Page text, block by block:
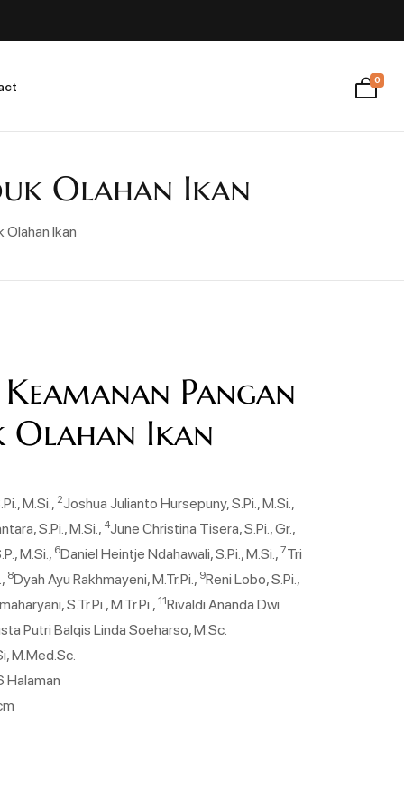
0
Olahan Ikan
Olahan Ikan
Pangan
Olahan Ikan
M.Si., 2Joshua Julianto Hursepuny, S.Pi., M.Si.,
S.Pi., M.Si., 4June Christina Tisera, S.Pi., Gr.,
M.Si., 6Daniel Heintje Ndahawali, S.Pi., M.Si.,7Tri
8Dyah Ayu Rakhmayeni, M.Tr.Pi., 9Reni Lobo, S.Pi.,
S.Tr.Pi., M.Tr.Pi.,11Rivaldi Ananda Dwi
Putri Balqis Linda Soeharso, M.Sc.
M.Med.Sc.
Halaman